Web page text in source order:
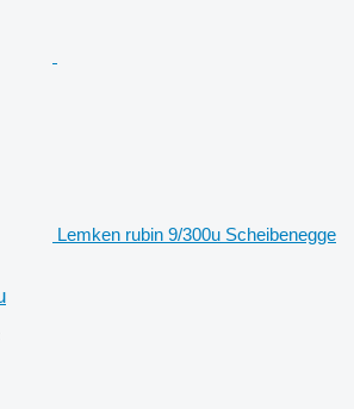
Lemken rubin 9/300u Scheibenegge